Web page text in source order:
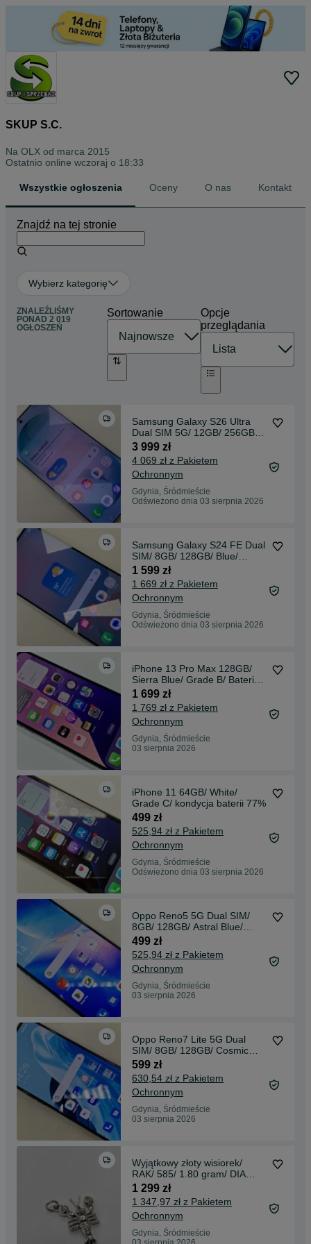
SKUP S.C.
Na OLX od marca 2015
Ostatnio online wczoraj o 18:33
Wszystkie ogłoszenia Oceny O nas Kontakt
Znajdź na tej stronie
Wybierz kategorię
ZNALEŹLIŚMY
PONAD 2 019
OGŁOSZEŃ
Sortowanie
Opcje
przeglądania
Samsung Galaxy S26 Ultra
Dual SIM 5G/ 12GB/ 256GB/
Sky Blue/ BAT 100%/ Grade A/
+ ładowarka/ gw od 16.06.26/
z Media Expert
3 999 zł
4 069 zł z Pakietem
Ochronnym
Gdynia, Śródmieście
Odświeżono dnia 03 sierpnia 2026
Samsung Galaxy S24 FE Dual
SIM/ 8GB/ 128GB/ Blue/
Niebieski/ BAT 100%/ Grade
A/ + ładowarka/ 14.12.24 z
Media Expert
1 599 zł
1 669 zł z Pakietem
Ochronnym
Gdynia, Śródmieście
Odświeżono dnia 03 sierpnia 2026
iPhone 13 Pro Max 128GB/
Sierra Blue/ Grade B/ Bateria
84%/ +Ładowarka
1 699 zł
1 769 zł z Pakietem
Ochronnym
Gdynia, Śródmieście
03 sierpnia 2026
iPhone 11 64GB/ White/
Grade C/ kondycja baterii 77%
499 zł
525,94 zł z Pakietem
Ochronnym
Gdynia, Śródmieście
Odświeżono dnia 03 sierpnia 2026
Oppo Reno5 5G Dual SIM/
8GB/ 128GB/ Astral Blue/
Grade A-/ Gwarancja
499 zł
525,94 zł z Pakietem
Ochronnym
Gdynia, Śródmieście
03 sierpnia 2026
Oppo Reno7 Lite 5G Dual
SIM/ 8GB/ 128GB/ Cosmic
Black/ Grade A+
599 zł
630,54 zł z Pakietem
Ochronnym
Gdynia, Śródmieście
03 sierpnia 2026
Wyjątkowy złoty wisiorek/
RAK/ 585/ 1.80 gram/ DIA
0.15 CT/ Certyfikat
1 299 zł
1 347,97 zł z Pakietem
Ochronnym
Gdynia, Śródmieście